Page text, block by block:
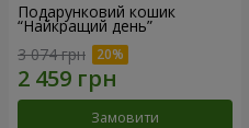
Подарунковий кошик
“Найкращий день”
3 074 грн
Замовити